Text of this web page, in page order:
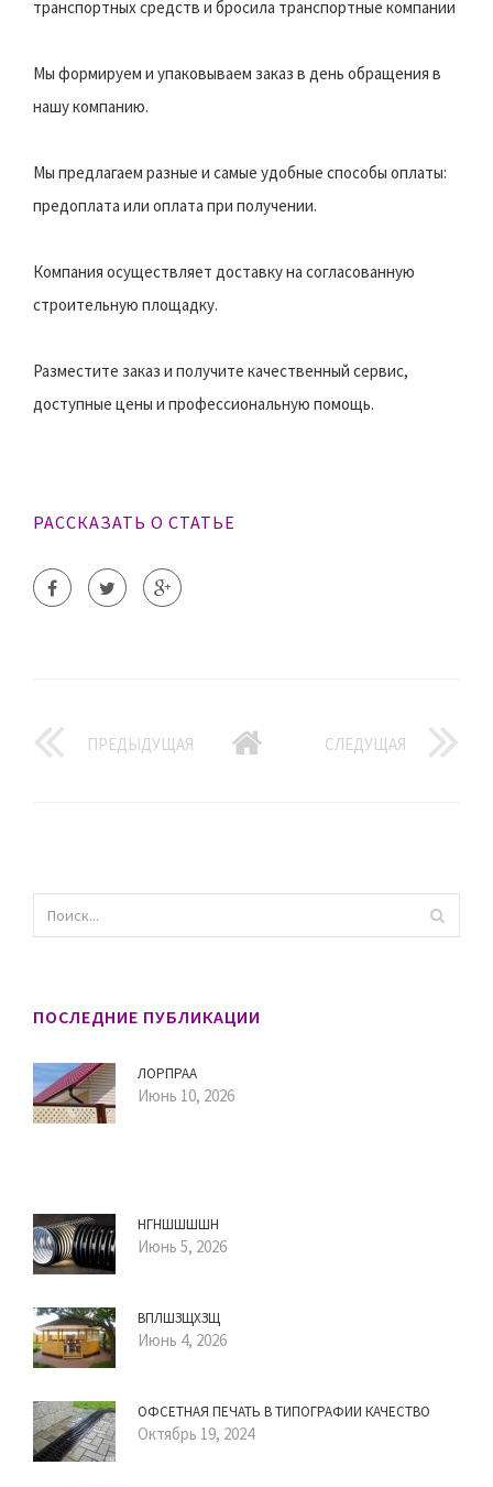
транспортных средств и бросила транспортные компании
Мы формируем и упаковываем заказ в день обращения в
нашу компанию.
Мы предлагаем разные и самые удобные способы оплаты:
предоплата или оплата при получении.
Компания осуществляет доставку на согласованную
строительную площадку.
Разместите заказ и получите качественный сервис,
доступные цены и профессиональную помощь.
РАССКАЗАТЬ О СТАТЬЕ
ПРЕДЫДУЩАЯ СЛЕДУЩАЯ
ПОСЛЕДНИЕ ПУБЛИКАЦИИ
ЛОРПРАА
Июнь 10, 2026
НГНШШШШН
Июнь 5, 2026
ВПЛШЗЩХЗЩ
Июнь 4, 2026
ОФСЕТНАЯ ПЕЧАТЬ В ТИПОГРАФИИ КАЧЕСТВО
Октябрь 19, 2024